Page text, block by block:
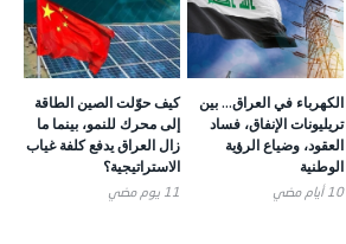
الكهرباء في العراق… بين
تريليونات الإنفاق، فساد
العقود، وضياع الرؤية
الوطنية
10 أيام ‎مضي
كيف حوّلت الصين الطاقة
إلى محرك للنمو، بينما ما
زال العراق يدفع كلفة غياب
الاستراتيجية؟
11 يوم ‎مضي